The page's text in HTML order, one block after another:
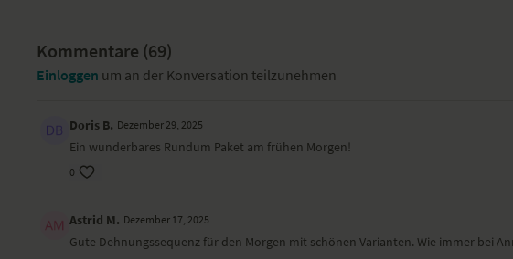
Kommentare (69)
Einloggen um an der Konversation teilzunehmen
Doris B. Dezember 29, 2025
Ein wunderbares Rundum Paket am frühen Morgen!
0
Astrid M. Dezember 17, 2025
Gute Dehnungssequenz für den Morgen mit schönen Varianten. Wie immer bei